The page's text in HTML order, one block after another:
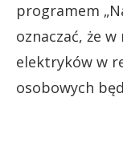
programem
oznaczać, że
elektryków w
osobowych